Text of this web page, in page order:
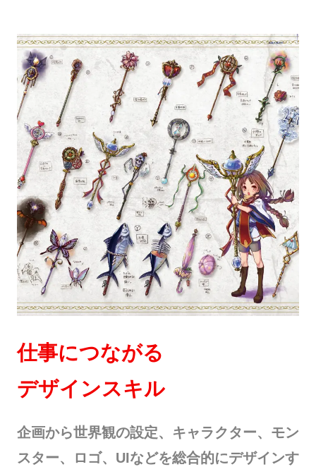
仕事につながる
デザインスキル
企画から世界観の設定、キャラクター、モン
スター、ロゴ、UIなどを総合的にデザインす